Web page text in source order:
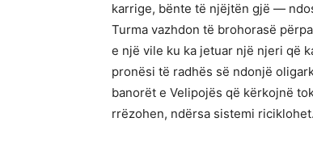
karrige, bënte të njëjtën gjë —
Turma vazhdon të brohorasë
e një vile ku ka jetuar një njeri që
pronësi të radhës së ndonjë
banorët e Velipojës që kërkojnë
rrëzohen, ndërsa sistemi